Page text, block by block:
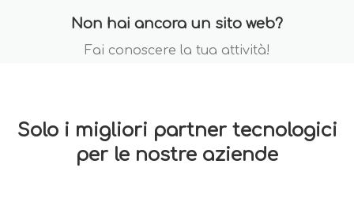
Non hai ancora un sito web?
Fai conoscere la tua attività!
Solo i migliori partner tecnologici
per le nostre aziende